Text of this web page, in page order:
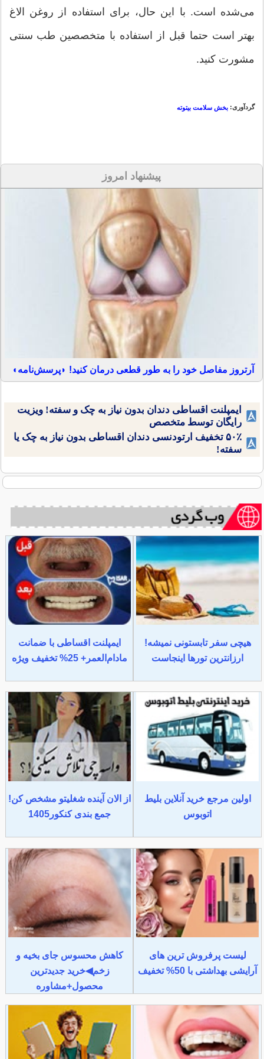
می‌شده است. با این حال، برای استفاده از روغن الاغ
بهتر است حتما قبل از استفاده با متخصصین طب سنتی
مشورت کنید.
گردآوری: بخش سلامت بیتوته
پیشنهاد امروز
آرتروز مفاصل خود را به طور قطعی درمان کنید! ◗پرسش‌نامه◖
ایمپلنت اقساطی دندان بدون نیاز به چک و سفته! ویزیت
رایگان توسط متخصص
۵۰٪ تخفیف ارتودنسی دندان اقساطی بدون نیاز به چک یا
سفته!
هیچی سفر تابستونی نمیشه!
ارزانترین تورها اینجاست
ایمپلنت اقساطی با ضمانت
مادام‌العمر+ 25% تخفیف ویژه
اولین مرجع خرید آنلاین بلیط
اتوبوس
از الان آینده شغلیتو مشخص کن!
جمع بندی کنکور1405
لیست پرفروش ترین های
آرایشی بهداشتی با 50% تخفیف
کاهش محسوس جای بخیه و
زخم◀خرید جدیدترین
محصول+مشاوره